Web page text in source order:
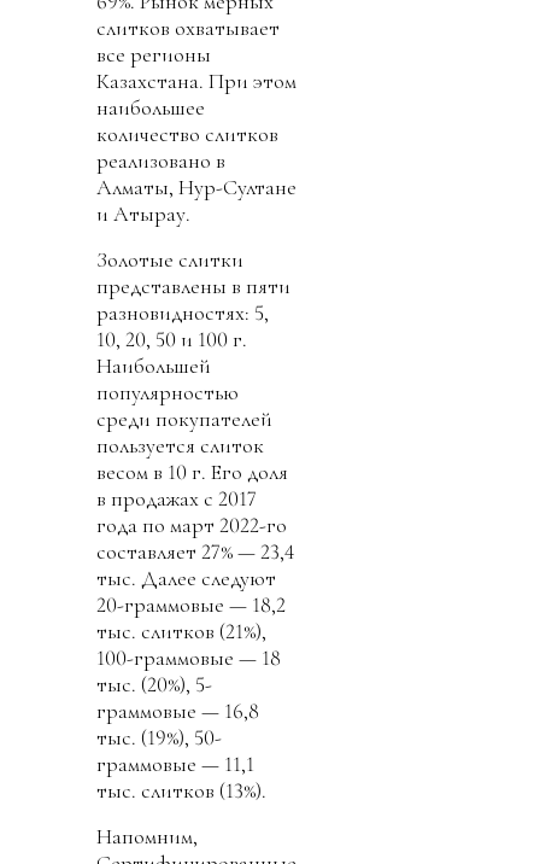
слитков охватывает
все регионы
Казахстана. При этом
наибольшее
количество слитков
реализовано в
Алматы, Нур-Султане
и Атырау.
Золотые слитки
представлены в пяти
разновидностях: 5,
10, 20, 50 и 100 г.
Наибольшей
популярностью
среди покупателей
пользуется слиток
весом в 10 г. Его доля
в продажах с 2017
года по март 2022-го
составляет 27% — 23,4
тыс. Далее следуют
20-граммовые — 18,2
тыс. слитков (21%),
100-граммовые — 18
тыс. (20%), 5-
граммовые — 16,8
тыс. (19%), 50-
граммовые — 11,1
тыс. слитков (13%).
Напомним,